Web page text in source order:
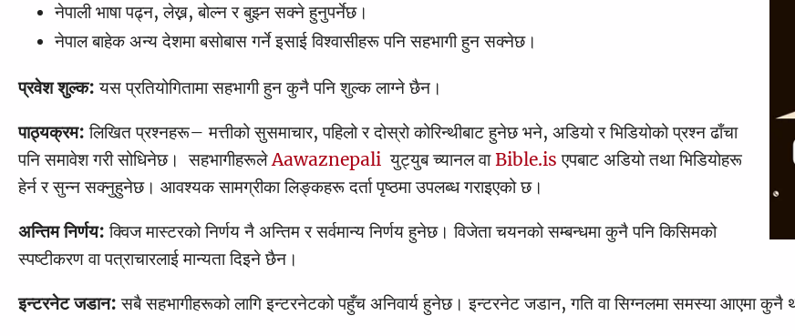
नेपाली भाषा पढ्न, लेख्न, बोल्न र बुझ्न सक्ने हुनुपर्नेछ।
नेपाल बाहेक अन्य देशमा बसोबास गर्ने इसाई विश्वासीहरू पनि सहभागी हुन सक्नेछ।
प्रवेश शुल्क: यस प्रतियोगितामा सहभागी हुन कुनै पनि शुल्क लाग्ने छैन।
पाठ्यक्रम:लिखित प्रश्नहरू– मत्तीको सुसमाचार, पहिलो र दोस्रो कोरिन्थीबाट हुनेछ भने, अडियो र भिडियोको प्रश्न ढाँचा
पनि समावेश गरी सोधिनेछ। सहभागीहरूले Aawaznepali युट्युब च्यानल वाBible.is एपबाट अडियो तथा भिडियोहरू
हेर्न र सुन्न सक्नुहुनेछ। आवश्यक सामग्रीका लिङ्कहरू दर्ता पृष्ठमा उपलब्ध गराइएको छ।
अन्तिम निर्णय:क्विज मास्टरको निर्णय नै अन्तिम र सर्वमान्य निर्णय हुनेछ। विजेता चयनको सम्बन्धमा कुनै पनि किसिमको
स्पष्टीकरण वा पत्राचारलाई मान्यता दिइने छैन।
इन्टरनेट जडान: सबै सहभागीहरूको लागि इन्टरनेटको पहुँच अनिवार्य हुनेछ। इन्टरनेट जडान, गति वा सिग्नलमा समस्या आएमा